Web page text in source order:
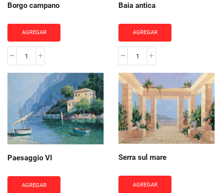
Borgo campano
AGREGAR
Borgo
campano
cantidad
Baia antica
AGREGAR
Baia
antica
cantidad
Paesaggio VI
AGREGAR
Serra sul mare
AGREGAR